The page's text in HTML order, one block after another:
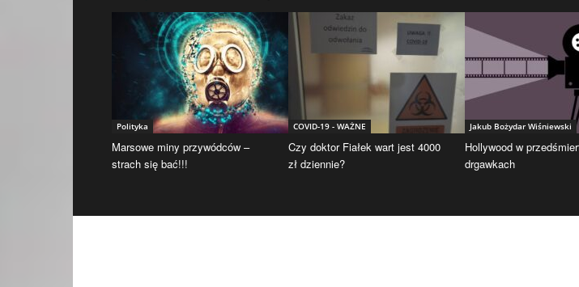
Polityka
Marsowe miny przywódców –
strach się bać!!!
COVID-19 - WAŻNE
Czy doktor Fiałek wart jest 4000
zł dziennie?
Jakub Bożydar Wiśniewski
Hollywood w
drgawkach